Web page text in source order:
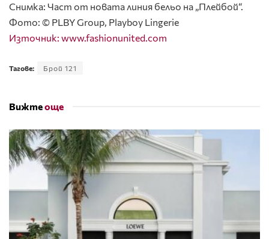
Снимка: Част от новата линия бельо на „Плейбой“.
Фото: © PLBY Group, Playboy Lingerie
Източник: www.fashionunited.com
Тагове: Брой 121
Вижтеоще